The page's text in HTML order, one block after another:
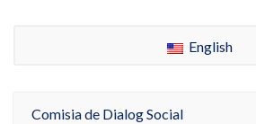
English
Comisia de Dialog Social